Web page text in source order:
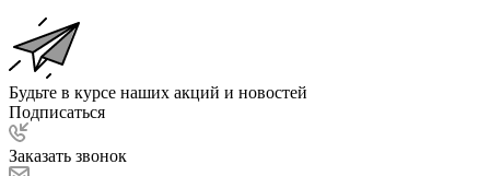
Будьте в курсе наших акций и новостей
Подписаться
Заказать звонок